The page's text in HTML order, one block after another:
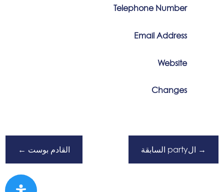
Telephone Number
Email Address
Website
Changes
→ الparty السابقة القادم بوست ←